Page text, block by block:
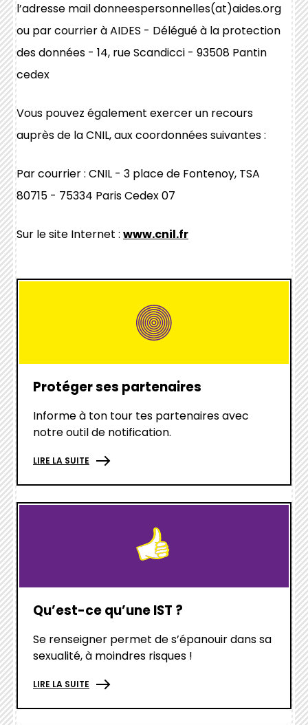
l’adresse mail donneespersonnelles(at)aides.org
ou par courrier à AIDES - Délégué à la protection
des données - 14, rue Scandicci - 93508 Pantin
cedex
Vous pouvez également exercer un recours
auprès de la CNIL, aux coordonnées suivantes :
Par courrier : CNIL - 3 place de Fontenoy, TSA
80715 - 75334 Paris Cedex 07
Sur le site Internet : www.cnil.fr
hover
Protéger ses partenaires
Informe à ton tour tes partenaires avec
notre outil de notification.
LIRE LA SUITE
hover
Qu’est-ce qu’une IST ?
Se renseigner permet de s’épanouir dans sa
sexualité, à moindres risques !
LIRE LA SUITE